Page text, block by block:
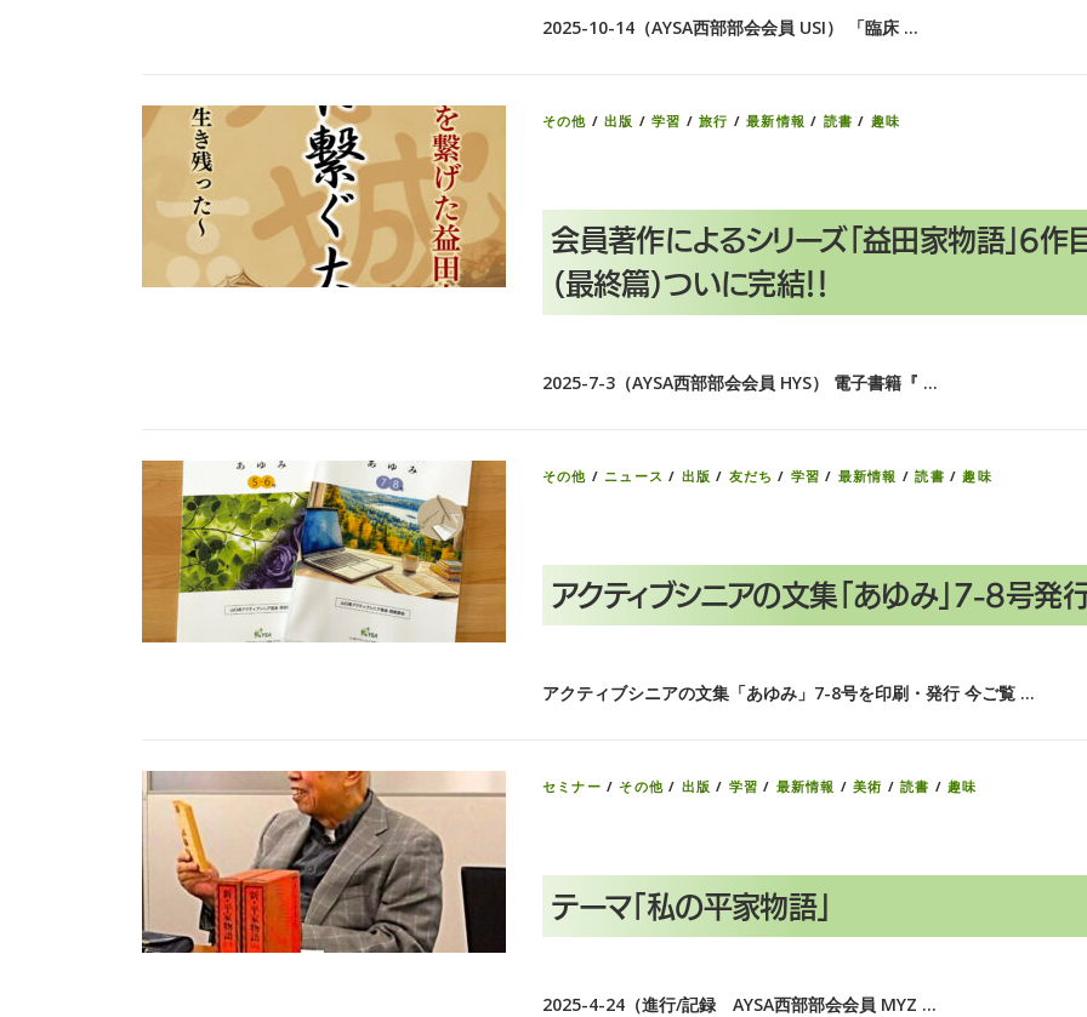
2025-10-14（AYSA西部部会会員 USI） 「臨床 …
その他 /出版 /学習 /旅行 /最新情報 / 読書 / 趣味
会員著作によるシリーズ「益田家物語」6作
（最終篇）ついに完結！！
2025-7-3（AYSA西部部会会員 HYS） 電子書籍『 …
その他 / ニュース / 出版 / 友だち / 学習 / 最新情報 /読書 /趣味
アクティブシニアの文集「あゆみ」7-8号発
アクティブシニアの文集「あゆみ」7-8号を印刷・発行 今ご覧 …
セミナー / その他 / 出版 / 学習 / 最新情報 /美術 /読書 /趣味
テーマ「私の平家物語」
2025-4-24（進行/記録 AYSA西部部会会員 MYZ …